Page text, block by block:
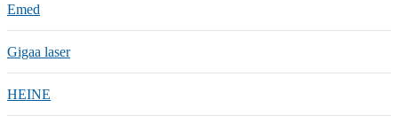
Emed
Gigaa laser
HEINE